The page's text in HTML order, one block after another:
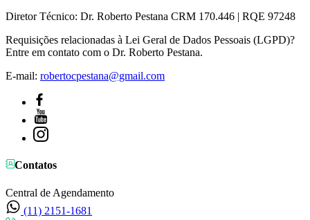
Diretor Técnico: Dr. Roberto Pestana CRM 170.446 | RQE 97248
Requisições relacionadas à Lei Geral de Dados Pessoais (LGPD)?
Entre em contato com o Dr. Roberto Pestana.
E-mail: robertocpestana@gmail.com
Contatos
Central de Agendamento
(11) 2151-1681